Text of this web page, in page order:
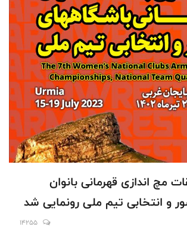
مچ اندازی قهرمانی بانوان
و انتخابی تیم ملی رونمایی شد
14255